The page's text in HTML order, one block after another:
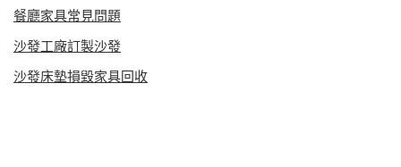
餐廳家具常見問題
沙發工廠訂製沙發
沙發床墊損毀家具回收